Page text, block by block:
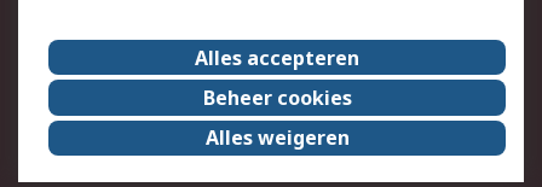
Over RS
RS Group
Over ons
RS wereldwijd
Werken bij RS
ESG
Alles accepteren
Beheer cookies
Alles weigeren